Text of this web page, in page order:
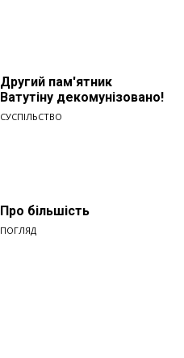
Другий пам'ятник
Ватутіну декомунізовано!
СУСПІЛЬСТВО
Про більшість
ПОГЛЯД